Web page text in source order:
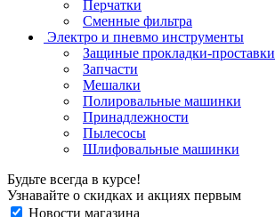
Перчатки
Сменные фильтра
Электро и пневмо инструменты
Защиные прокладки-проставки
Запчасти
Мешалки
Полировальные машинки
Принадлежности
Пылесосы
Шлифовальные машинки
Будьте всегда в курсе!
Узнавайте о скидках и акциях первым
Новости магазина